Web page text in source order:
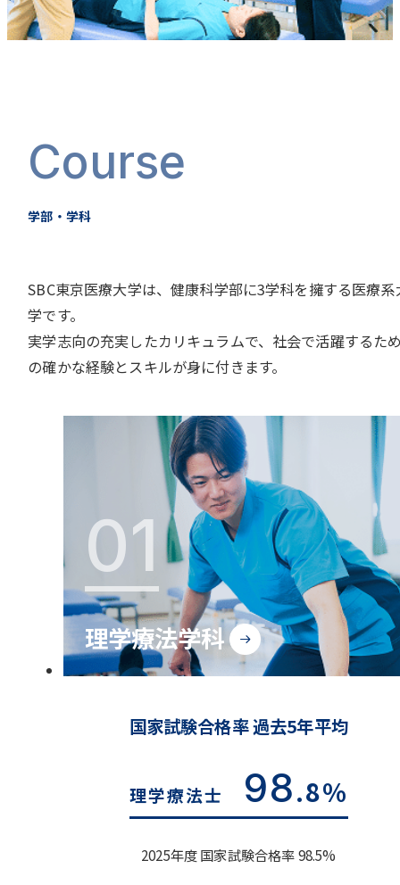
Course
学部・学科
SBC東京医療大学は、健康科学部に3学科を擁する医療系
学です。
実学志向の充実したカリキュラムで、社会で活躍するた
の確かな経験とスキルが身に付きます。
01
理学療法学科
国家試験合格率 過去5年平均
理学療法士 98.8%
2025年度 国家試験合格率 98.5%